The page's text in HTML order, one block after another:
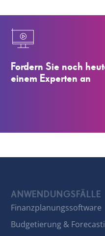
Fordern Sie noch
einem Experten an
ANWENDUNGSFÄLLE
Finanzplanungssoftware
Budgetierung &